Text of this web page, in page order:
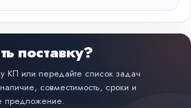
поставку?
КП или передайте список задач
совместимость, сроки и
предложение.